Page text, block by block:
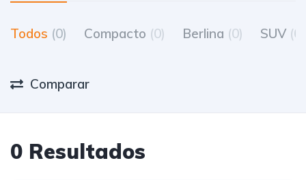
Todos (0) Compacto (0) Berlina (0) SUV (0)
Comparar
0 Resultados